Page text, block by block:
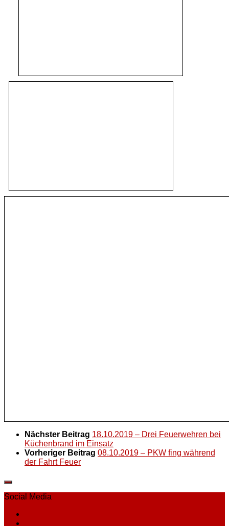
Nächster Beitrag 18.10.2019 – Drei Feuerwehren bei
Küchenbrand im Einsatz
Vorheriger Beitrag 08.10.2019 – PKW fing während
der Fahrt Feuer
Social Media